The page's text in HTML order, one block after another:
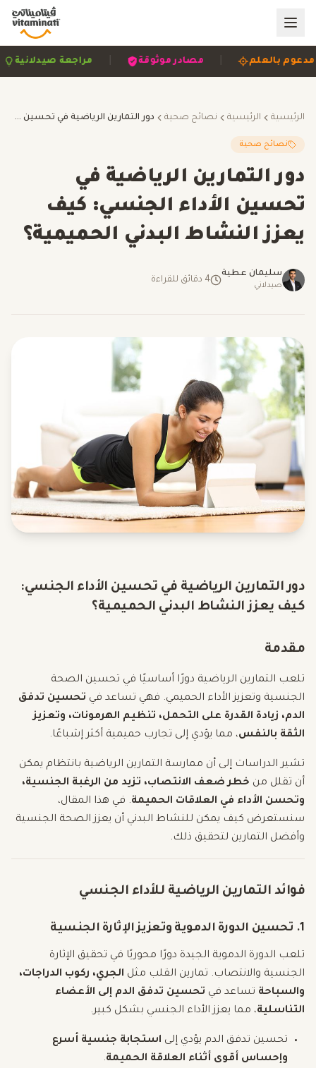
مراجعة | مصادر موثوقة | مدعوم بالعلم |
الرئيسية الرئيسية نصائح صحية دور التمارين الرياضية في تحسين الأداء الجنسي: كيف يعزز النشاط البدني الحميمية؟
نصائح صحية
دور التمارين الرياضية في
تحسين الأداء الجنسي: كيف
يعزز النشاط البدني الحميمية؟
سليمان عطية
صيدلاني
4 دقائق للقراءة
دور التمارين الرياضية في تحسين الأداء الجنسي:
كيف يعزز النشاط البدني الحميمية؟
مقدمة
تلعب التمارين الرياضية دورًا أساسيًا في تحسين الصحة
الجنسية وتعزيز الأداء الحميمي. فهي تساعد في تحسين تدفق
الدم، زيادة القدرة على التحمل، تنظيم الهرمونات، وتعزيز
الثقة بالنفس، مما يؤدي إلى تجارب حميمية أكثر إشباعًا.
تشير الدراسات إلى أن ممارسة التمارين الرياضية بانتظام يمكن
أن تقلل من خطر ضعف الانتصاب، تزيد من الرغبة الجنسية،
وتحسن الأداء في العلاقات الحميمة. في هذا المقال،
سنستعرض كيف يمكن للنشاط البدني أن يعزز الصحة الجنسية
وأفضل التمارين لتحقيق ذلك.
فوائد التمارين الرياضية للأداء الجنسي
1. تحسين الدورة الدموية وتعزيز الإثارة الجنسية
تلعب الدورة الدموية الجيدة دورًا محوريًا في تحقيق الإثارة
الجنسية والانتصاب. تمارين القلب مثل الجري، ركوب الدراجات،
والسباحة تساعد في تحسين تدفق الدم إلى الأعضاء
التناسلية، مما يعزز الأداء الجنسي بشكل كبير.
تحسين تدفق الدم يؤدي إلى استجابة جنسية أسرع
وإحساس أقوى أثناء العلاقة الحميمة.